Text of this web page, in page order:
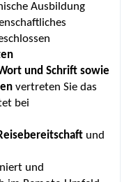
Ausbildung
und Schrift sowie
vertreten Sie das
bei
und
und